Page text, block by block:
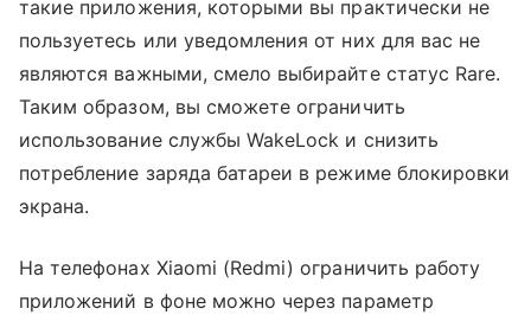
такие приложения, которыми вы практически не
пользуетесь или уведомления от них для вас не
являются важными, смело выбирайте статус Rare.
Таким образом, вы сможете ограничить
использование службы WakeLock и снизить
потребление заряда батареи в режиме блокировки
экрана.
На телефонах Xiaomi (Redmi) ограничить работу
приложений в фоне можно через параметр